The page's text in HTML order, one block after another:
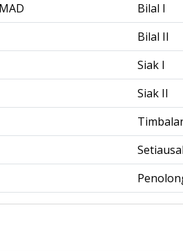
Bilal I
Bilal II
Siak I
Siak II